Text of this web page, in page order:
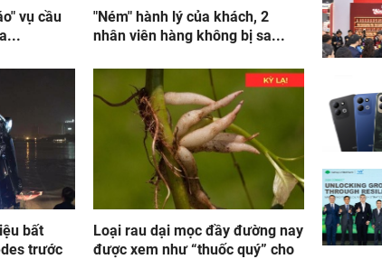
vụ cầu
"Ném" hành lý của khách, 2
nhân viên hàng không bị sa...
bất
trước
Loại rau dại mọc đầy đường nay
được xem như “thuốc quý” cho